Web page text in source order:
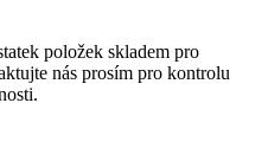
položek skladem pro
nás prosím pro kontrolu